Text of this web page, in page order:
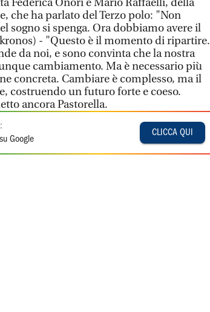
Federica Onori e Mario Raffaelli, della
che ha parlato del Terzo polo: "Non
sogno si spenga. Ora dobbiamo avere il
- "Questo è il momento di ripartire.
da noi, e sono convinta che la nostra
cambiamento. Ma è necessario più
concreta. Cambiare è complesso, ma il
costruendo un futuro forte e coeso.
ancora Pastorella.
Google
CLICCA QUI